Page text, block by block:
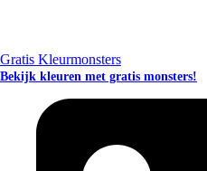
Gratis Kleurmonsters
Bekijk kleuren met gratis monsters!